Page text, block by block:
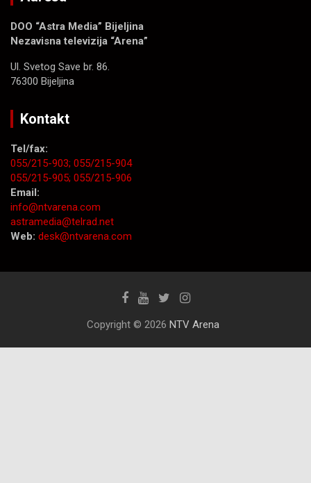
DOO “Astra Media” Bijeljina
Nezavisna televizija “Arena”
Ul. Svetog Save br. 86.
76300 Bijeljina
Kontakt
Tel/fax:
055/215-903; 055/215-904
055/215-905; 055/215-906
Email:
info@ntvarena.com
astramedia@telrad.net
Web: desk@ntvarena.com
Copyright © 2026 NTV Arena